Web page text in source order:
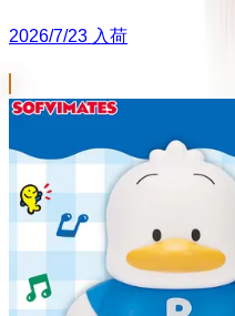
2026/7/23 入荷